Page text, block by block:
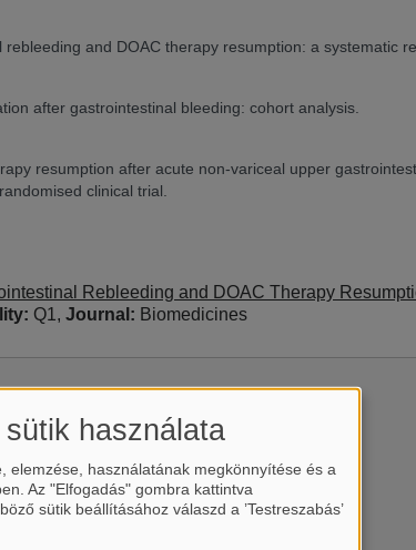
and DOAC therapy resumption: a systematic
after gastrointestinal bleeding: cohort analysis.
resumption after acute non-variceal upper
clinical trial.
Rebleeding and DOAC Therapy
Q1, Journal: Biomedicines
használata
elemzése, használatának megkönnyítése és a
Az "Elfogadás" gombra kattintva
sütik beállításához válaszd a ’Testreszabás’